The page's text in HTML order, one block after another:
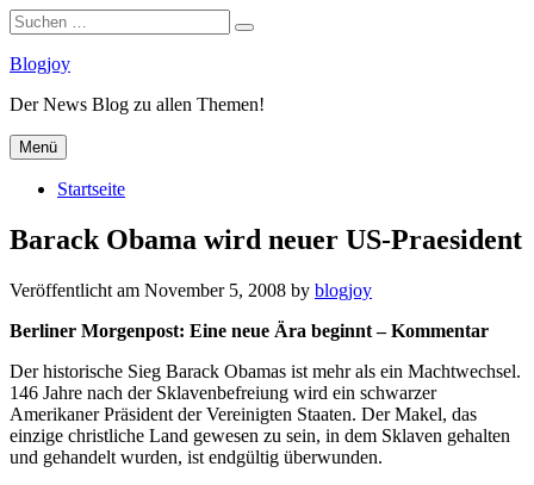
Suchen
nach:
Suchen
Zum
springen
Blogjoy
Der News Blog zu allen Themen!
Menü
Startseite
Barack Obama wird neuer US-Praesident
Veröffentlicht am November 5, 2008 by blogjoy
Berliner Morgenpost: Eine neue Ära beginnt – Kommentar
Der historische Sieg Barack Obamas ist mehr als ein Machtwechsel.
146 Jahre nach der Sklavenbefreiung wird ein schwarzer
Amerikaner Präsident der Vereinigten Staaten. Der Makel, das
einzige christliche Land gewesen zu sein, in dem Sklaven gehalten
und gehandelt wurden, ist endgültig überwunden.